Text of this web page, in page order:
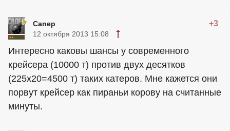
Canep +3
12 октября 2013 15:08
Интересно каковы шансы у современного
крейсера (10000 т) против двух десятков
(225х20=4500 т) таких катеров. Мне кажется они
порвут крейсер как пираньи корову на считанные
минуты.